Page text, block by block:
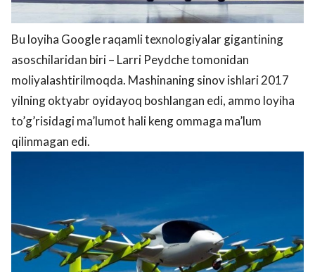
Bu loyiha Google raqamli texnologiyalar gigantining
asoschilaridan biri – Larri Peydche tomonidan
moliyalashtirilmoqda. Mashinaning sinov ishlari 2017
yilning oktyabr oyidayoq boshlangan edi, ammo loyiha
to’g’risidagi ma’lumot hali keng ommaga ma’lum
qilinmagan edi.